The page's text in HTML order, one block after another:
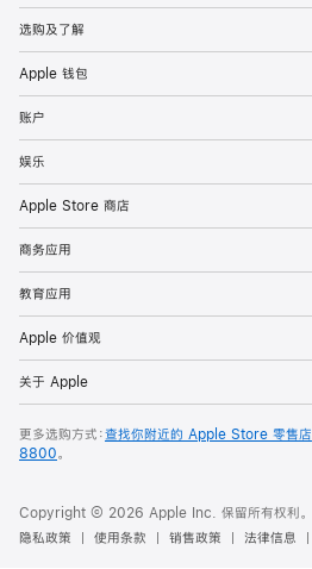
选购及了解
Apple 钱包
账户
娱乐
Apple Store 商店
商务应用
教育应用
Apple 价值观
关于 Apple
更多选购方式：查找你附近的 Apple Store 零售店
8800。
Copyright © 2026 Apple Inc. 保留所有权利。
隐私政策
使用条款 销售政策 法律信息